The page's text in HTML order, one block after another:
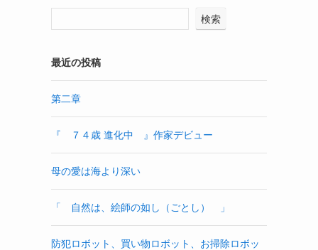
検索
最近の投稿
第二章
『 ７４歳 進化中 』作家デビュー
母の愛は海より深い
「 自然は、絵師の如し（ごとし） 」
防犯ロボット、買い物ロボット、お掃除ロボッ